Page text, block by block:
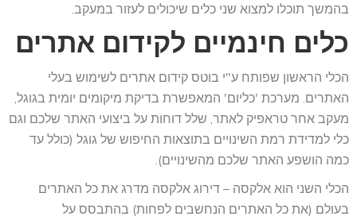
בהמשך תוכלו למצוא שני כלים שיכולים לעזור במעקב.
כלים חינמיים לקידום אתרים
הכלי הראשון שפותח ע"י בוטס קידום אתרים לשימוש בעלי
האתרים. מערכת 'כליום' המאפשרת בדיקת מיקומים יומית בגוגל,
מעקב אחר טראפיק לאתר, שלל דוחות על ביצועי האתר שלכם וגם
כלי למדידת רמת השינויים בתוצאות החיפוש של גוגל (כולל עד
כמה הושפע האתר שלכם מהשינויים).
הכלי השני הוא אלקסה – דירוג אלקסה מדרג את כל האתרים
בעולם (את כל האתרים הנחשבים לפחות) בהתבסס על